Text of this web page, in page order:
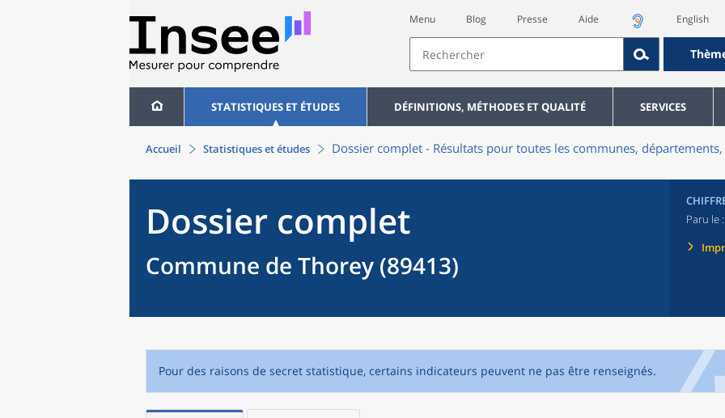
Menu Blog Presse Aide English
STATISTIQUES ET ÉTUDES DÉFINITIONS, MÉTHODES ET QUALITÉ SERVICES
Accueil Statistiques et études Dossier complet - Résultats pour toutes les communes,
Dossier complet
Commune de Thorey (89413)
Paru le
Pour des raisons de secret statistique, certains indicateurs peuvent ne pas être renseignés.